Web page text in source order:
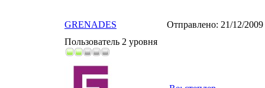
GRENADES Отправлено: 21/12/
Пользователь 2 уровня